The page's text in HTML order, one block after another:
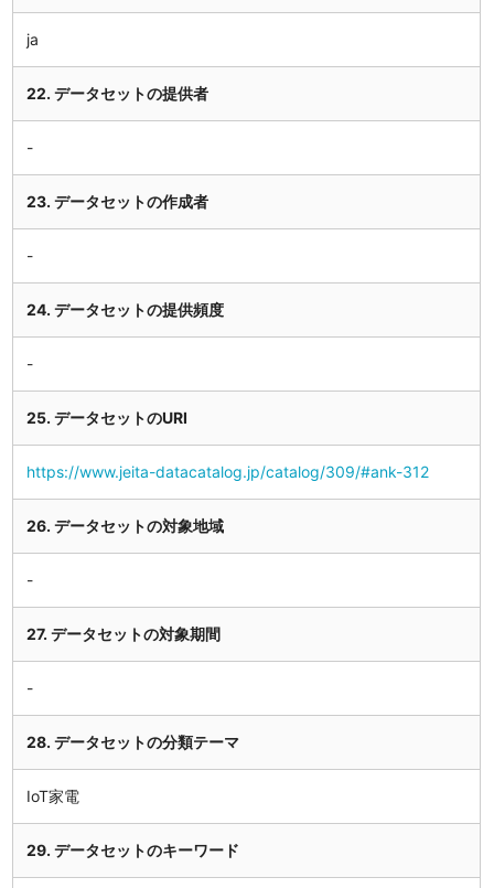
ja
22. データセットの提供者
23. データセットの作成者
24. データセットの提供頻度
25. データセットのURI
https://www.jeita-datacatalog.jp/catalog/309/#ank-312
26. データセットの対象地域
27. データセットの対象期間
28. データセットの分類テーマ
IoT家電
29. データセットのキーワード